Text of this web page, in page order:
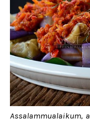
Assalammualaikum,